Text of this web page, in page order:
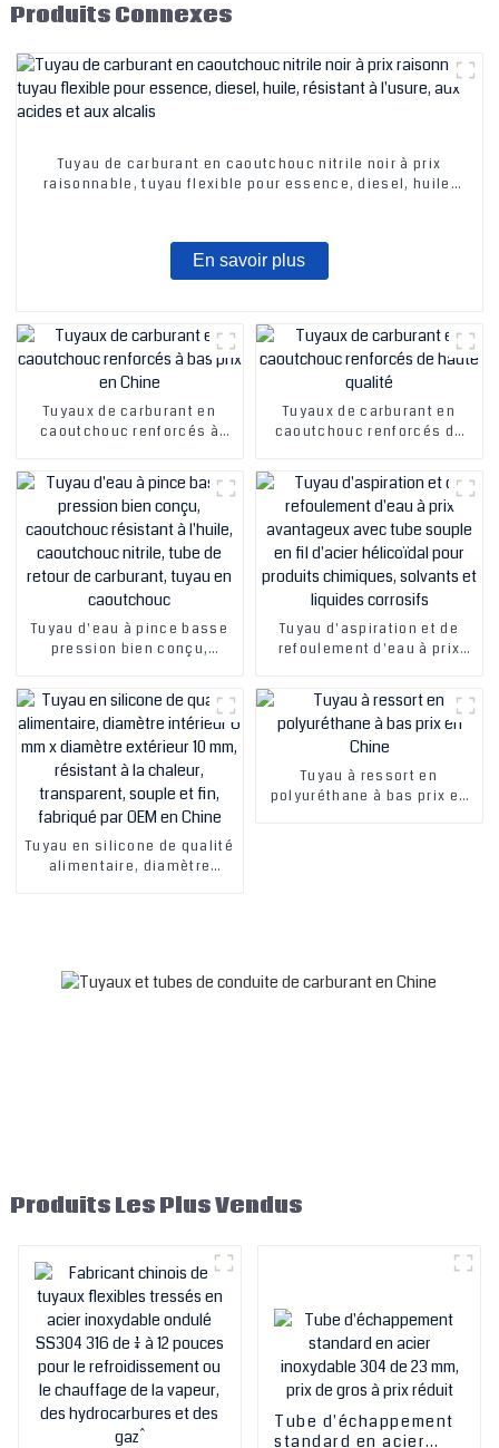
Produits Connexes
Tuyau de carburant en caoutchouc nitrile noir à prix
raisonnable, tuyau flexible pour essence, diesel, huile,
En savoir plus
Tuyaux de carburant en
caoutchouc renforcés à
Tuyaux de carburant en
caoutchouc renforcés de
Tuyau d'eau à pince basse
pression bien conçu,
l'huile, caoutchouc nitrile,
tube de retour de carburant,
tuyau en caoutchouc
Tuyau d'aspiration et de
refoulement d'eau à prix
souple en fil d'acier
hélicoïdal pour produits
chimiques, solvants et
liquides corrosifs
Tuyau en silicone de qualité
alimentaire, diamètre
Tuyau à ressort en
polyuréthane à bas prix en
Produits Les Plus Vendus
Tube d'échappement
standard en acier